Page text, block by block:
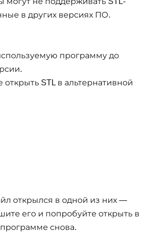
в других версиях ПО.
программу до
STL в альтернативной
открылся в одной из них —
его и попробуйте открыть в
снова.